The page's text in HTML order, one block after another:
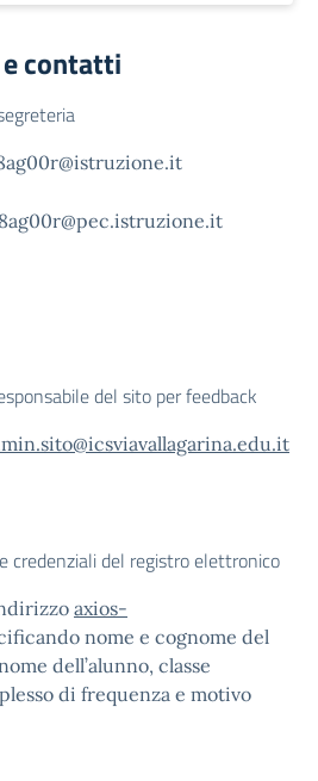
contatti
del sito per feedback
credenziali del registro elettronico
axios-
nome e cognome del
dell’alunno, classe
di frequenza e motivo